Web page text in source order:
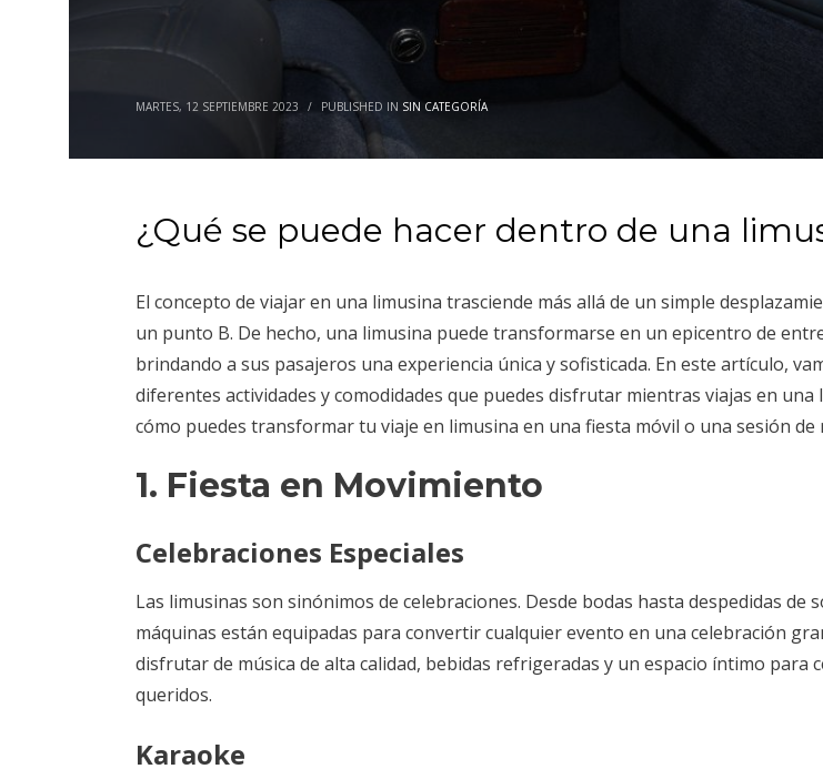
MARTES, 12 SEPTIEMBRE 2023 / PUBLISHED IN SIN CATEGORÍA
¿Qué se puede hacer dentro de una
El concepto de viajar en una limusina trasciende más allá de un simple
un punto B. De hecho, una limusina puede transformarse en un epicentro de
brindando a sus pasajeros una experiencia única y sofisticada. En este artículo,
diferentes actividades y comodidades que puedes disfrutar mientras viajas en una
cómo puedes transformar tu viaje en limusina en una fiesta móvil o una sesión de
1. Fiesta en Movimiento
Celebraciones Especiales
Las limusinas son sinónimos de celebraciones. Desde bodas hasta despedidas de
máquinas están equipadas para convertir cualquier evento en una celebración
disfrutar de música de alta calidad, bebidas refrigeradas y un espacio íntimo para
queridos.
Karaoke